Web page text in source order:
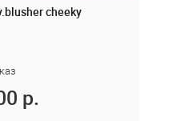
cheeky
р.